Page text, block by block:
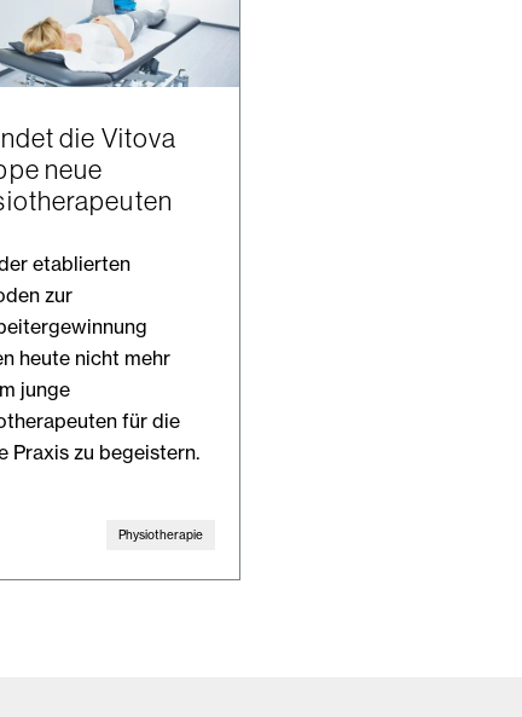
die Vitova
neue
etablierten
zur
heute nicht mehr
junge
für die
Praxis zu begeistern.
Physiotherapie